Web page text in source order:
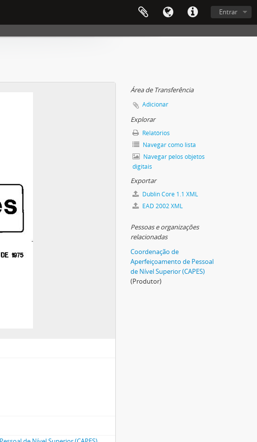
Entrar
Área de Transferência
Adicionar
Explorar
Relatórios
Navegar como lista
Navegar pelos objetos
digitais
Exportar
Dublin Core 1.1 XML
EAD 2002 XML
Pessoas e organizações
relacionadas
Coordenação de
Aperfeiçoamento de Pessoal
de Nível Superior (CAPES)
(Produtor)